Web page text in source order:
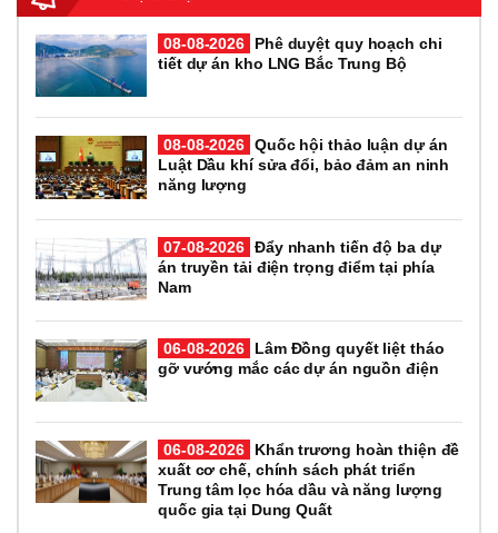
08-08-2026
Phê duyệt quy hoạch chi
tiết dự án kho LNG Bắc Trung Bộ
08-08-2026 Quốc hội thảo luận dự án
Luật Dầu khí sửa đổi, bảo đảm an ninh
năng lượng
07-08-2026 Đẩy nhanh tiến độ ba dự
án truyền tải điện trọng điểm tại phía
Nam
06-08-2026
Lâm Đồng quyết liệt tháo
gỡ vướng mắc các dự án nguồn điện
06-08-2026
Khẩn trương hoàn thiện đề
xuất cơ chế, chính sách phát triển
Trung tâm lọc hóa dầu và năng lượng
quốc gia tại Dung Quất